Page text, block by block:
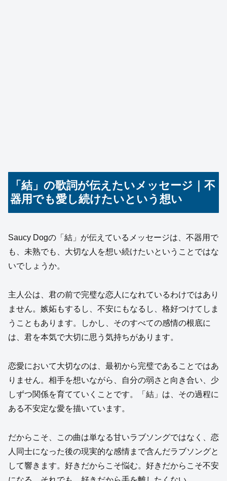
「結」の歌詞が伝えたいメッセージ｜不
器用でも愛し続けたいという想い
Saucy Dogの「結」が伝えているメッセージは、不器用で
も、未熟でも、大切な人を想い続けたいということではな
いでしょうか。
主人公は、君の前で完璧な恋人になれているわけではあり
ません。嫉妬もするし、不安にもなるし、格好つけてしま
うこともあります。しかし、そのすべての感情の根底に
は、君を本気で大切に思う気持ちがあります。
恋愛において大切なのは、最初から完璧であることではあ
りません。相手を想いながら、自分の弱さと向き合い、少
しずつ関係を育てていくことです。「結」は、その過程に
ある不安定な愛を描いています。
だからこそ、この曲は単なる甘いラブソングではなく、恋
人同士になった後の現実的な感情まで含んだラブソングと
して響きます。好きだからこそ悩む。好きだからこそ不安